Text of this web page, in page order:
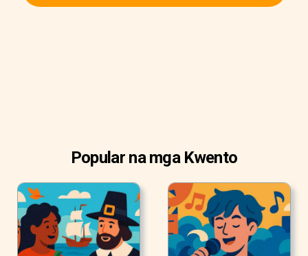
Popular na mga Kwento